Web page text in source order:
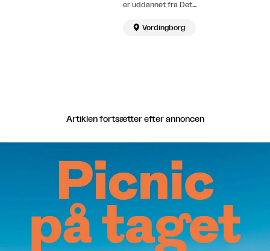
er uddannet fra Det
Kunstakademi, København i
 Vordingborg
Artiklen fortsætter efter annoncen